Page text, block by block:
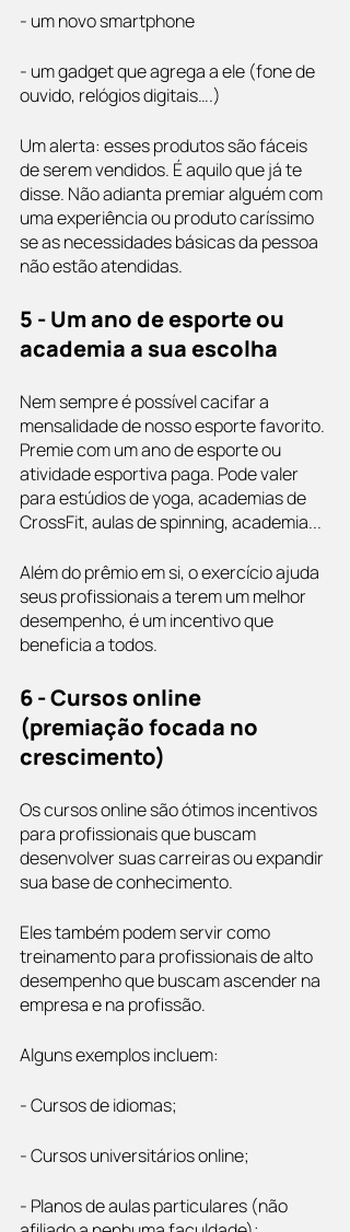
- um novo smartphone
- um gadget que agrega a ele (fone de
ouvido, relógios digitais….)
Um alerta: esses produtos são fáceis
de serem vendidos. É aquilo que já te
disse. Não adianta premiar alguém com
uma experiência ou produto caríssimo
se as necessidades básicas da pessoa
não estão atendidas.
5 - Um ano de esporte ou
academia a sua escolha
Nem sempre é possível cacifar a
mensalidade de nosso esporte favorito.
Premie com um ano de esporte ou
atividade esportiva paga. Pode valer
para estúdios de yoga, academias de
CrossFit, aulas de spinning, academia...
Além do prêmio em si, o exercício ajuda
seus profissionais a terem um melhor
desempenho, é um incentivo que
beneficia a todos.
6 - Cursos online
(premiação focada no
crescimento)
Os cursos online são ótimos incentivos
para profissionais que buscam
desenvolver suas carreiras ou expandir
sua base de conhecimento.
Eles também podem servir como
treinamento para profissionais de alto
desempenho que buscam ascender na
empresa e na profissão.
Alguns exemplos incluem:
- Cursos de idiomas;
- Cursos universitários online;
- Planos de aulas particulares (não